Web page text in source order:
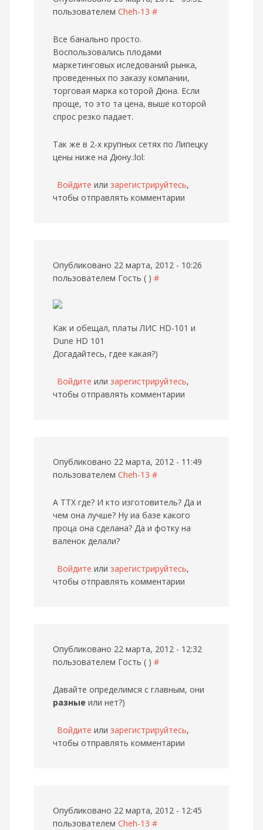
пользователем Cheh-13 #
Все банально просто.
Воспользовались плодами
маркетинговых иследований рынка,
проведенных по заказу компании,
торговая марка которой Дюна. Если
проще, то это та цена, выше которой
спрос резко падает.
Так же в 2-х крупных сетях по Липецку
цены ниже на Дюну.:lol:
Войдите или зарегистрируйтесь,
чтобы отправлять комментарии
Опубликовано 22 марта, 2012 - 10:26
пользователем Гость ( ) #
Как и обещал, платы ЛИС HD-101 и
Dune HD 101
Догадайтесь, гдее какая?)
Войдите или зарегистрируйтесь,
чтобы отправлять комментарии
Опубликовано 22 марта, 2012 - 11:49
пользователем Cheh-13 #
А ТТХ где? И кто изготовитель? Да и
чем она лучше? Ну иа базе какого
проца она сделана? Да и фотку на
валенок делали?
Войдите или зарегистрируйтесь,
чтобы отправлять комментарии
Опубликовано 22 марта, 2012 - 12:32
пользователем Гость ( ) #
Давайте определимся с главным, они
разные или нет?)
Войдите или зарегистрируйтесь,
чтобы отправлять комментарии
Опубликовано 22 марта, 2012 - 12:45
пользователем Cheh-13 #